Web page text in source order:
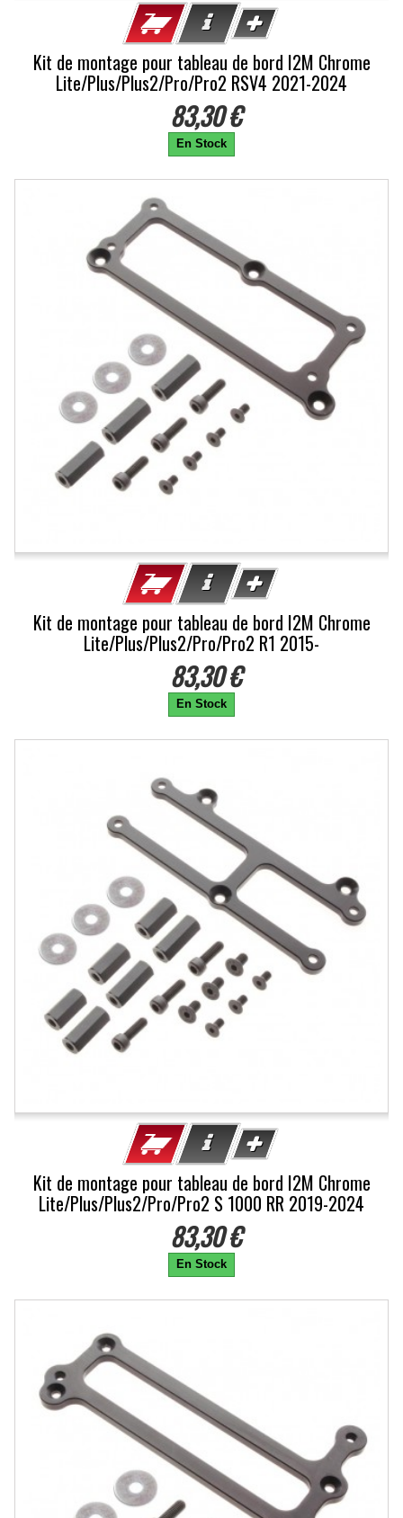
Kit de montage pour tableau de bord I2M Chrome
Lite/Plus/Plus2/Pro/Pro2 RSV4 2021-2024
83,30 €
En Stock
Kit de montage pour tableau de bord I2M Chrome
Lite/Plus/Plus2/Pro/Pro2 R1 2015-
83,30 €
En Stock
Kit de montage pour tableau de bord I2M Chrome
Lite/Plus/Plus2/Pro/Pro2 S 1000 RR 2019-2024
83,30 €
En Stock